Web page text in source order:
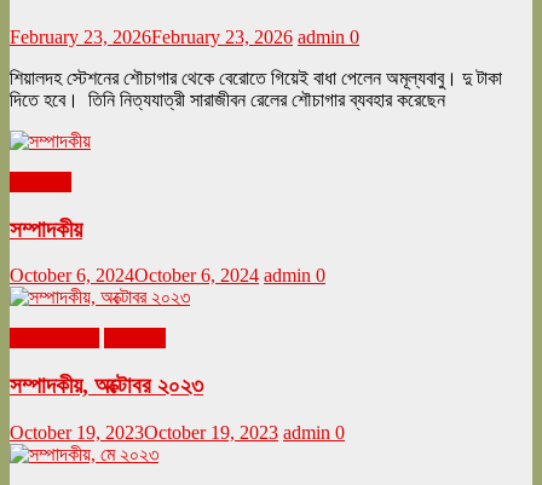
February 23, 2026February 23, 2026 admin 0
শিয়ালদহ স্টেশনের শৌচাগার থেকে বেরোতে গিয়েই বাধা পেলেন অমূল্যবাবু। দু টাকা
দিতে হবে। তিনি নিত্যযাত্রী সারাজীবন রেলের শৌচাগার ব্যবহার করেছেন
সম্পাদকীয়
October 6, 2024October 6, 2024 admin 0
সম্পাদকীয়, অক্টোবর ২০২৩
October 19, 2023October 19, 2023 admin 0